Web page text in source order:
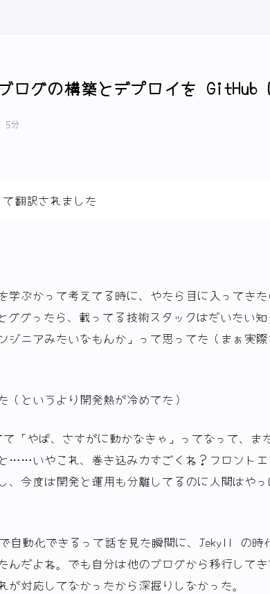
ログの構築とデプロイを GitHub
5分
翻訳されました
学ぶかって考えてる時に、やたら目に入ってき
ググったら、載ってる技術スタックはだいたい
ジニアみたいなもんか」って思ってた（まぁ実
というより開発熱が冷めてた）
「やば、さすがに動かなきゃ」ってなって、ま
……いやこれ、巻き込み力すごくね？フロント
、今度は開発と運用も分離してるのに人間はや
自動化できるって話を見た瞬間に、Jekyll の時
んだよね。でも自分は他のブログから移行して
対応してなかったから深掘りしなかった。